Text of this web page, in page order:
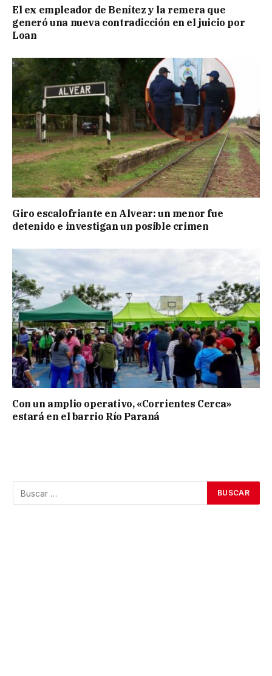
El ex empleador de Benítez y la remera que
generó una nueva contradicción en el juicio por
Loan
Giro escalofriante en Alvear: un menor fue
detenido e investigan un posible crimen
Con un amplio operativo, «Corrientes Cerca»
estará en el barrio Río Paraná